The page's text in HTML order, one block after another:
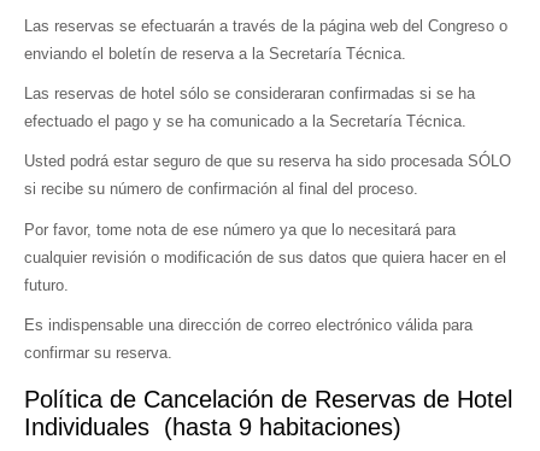
Las reservas se efectuarán a través de la página web del Congreso o
enviando el boletín de reserva a la Secretaría Técnica.
Las reservas de hotel sólo se consideraran confirmadas si se ha
efectuado el pago y se ha comunicado a la Secretaría Técnica.
Usted podrá estar seguro de que su reserva ha sido procesada SÓLO
si recibe su número de confirmación al final del proceso.
Por favor, tome nota de ese número ya que lo necesitará para
cualquier revisión o modificación de sus datos que quiera hacer en el
futuro.
Es indispensable una dirección de correo electrónico válida para
confirmar su reserva.
Política de Cancelación de Reservas de Hotel
Individuales (hasta 9 habitaciones)